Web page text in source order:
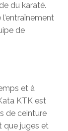
du karaté.
de
et à
KTK est
de ceinture
que juges et